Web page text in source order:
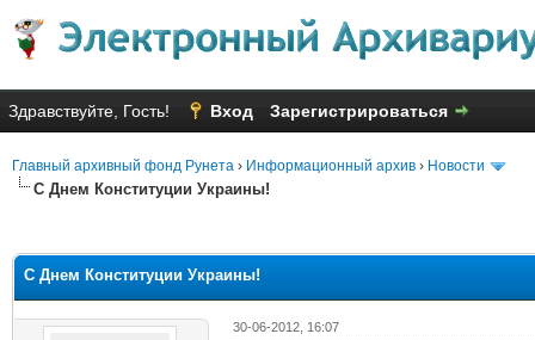
Здравствуйте, Гость! Вход Зарегистрироваться
Главный архивный фонд Рунета › Информационный архив › Новости
С Днем Конституции Украины!
С Днем Конституции Украины!
30-06-2012, 16:07